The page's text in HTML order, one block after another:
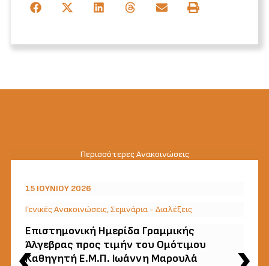
Περισσότερες Ανακοινώσεις
15 ΙΟΥΝΊΟΥ 2026
Γενικές Ανακοινώσεις,Σεμινάρια - Διαλέξεις
Επιστημονική Ημερίδα Γραμμικής
Άλγεβρας προς τιμήν του Ομότιμου
Καθηγητή Ε.Μ.Π. Ιωάννη Μαρουλά